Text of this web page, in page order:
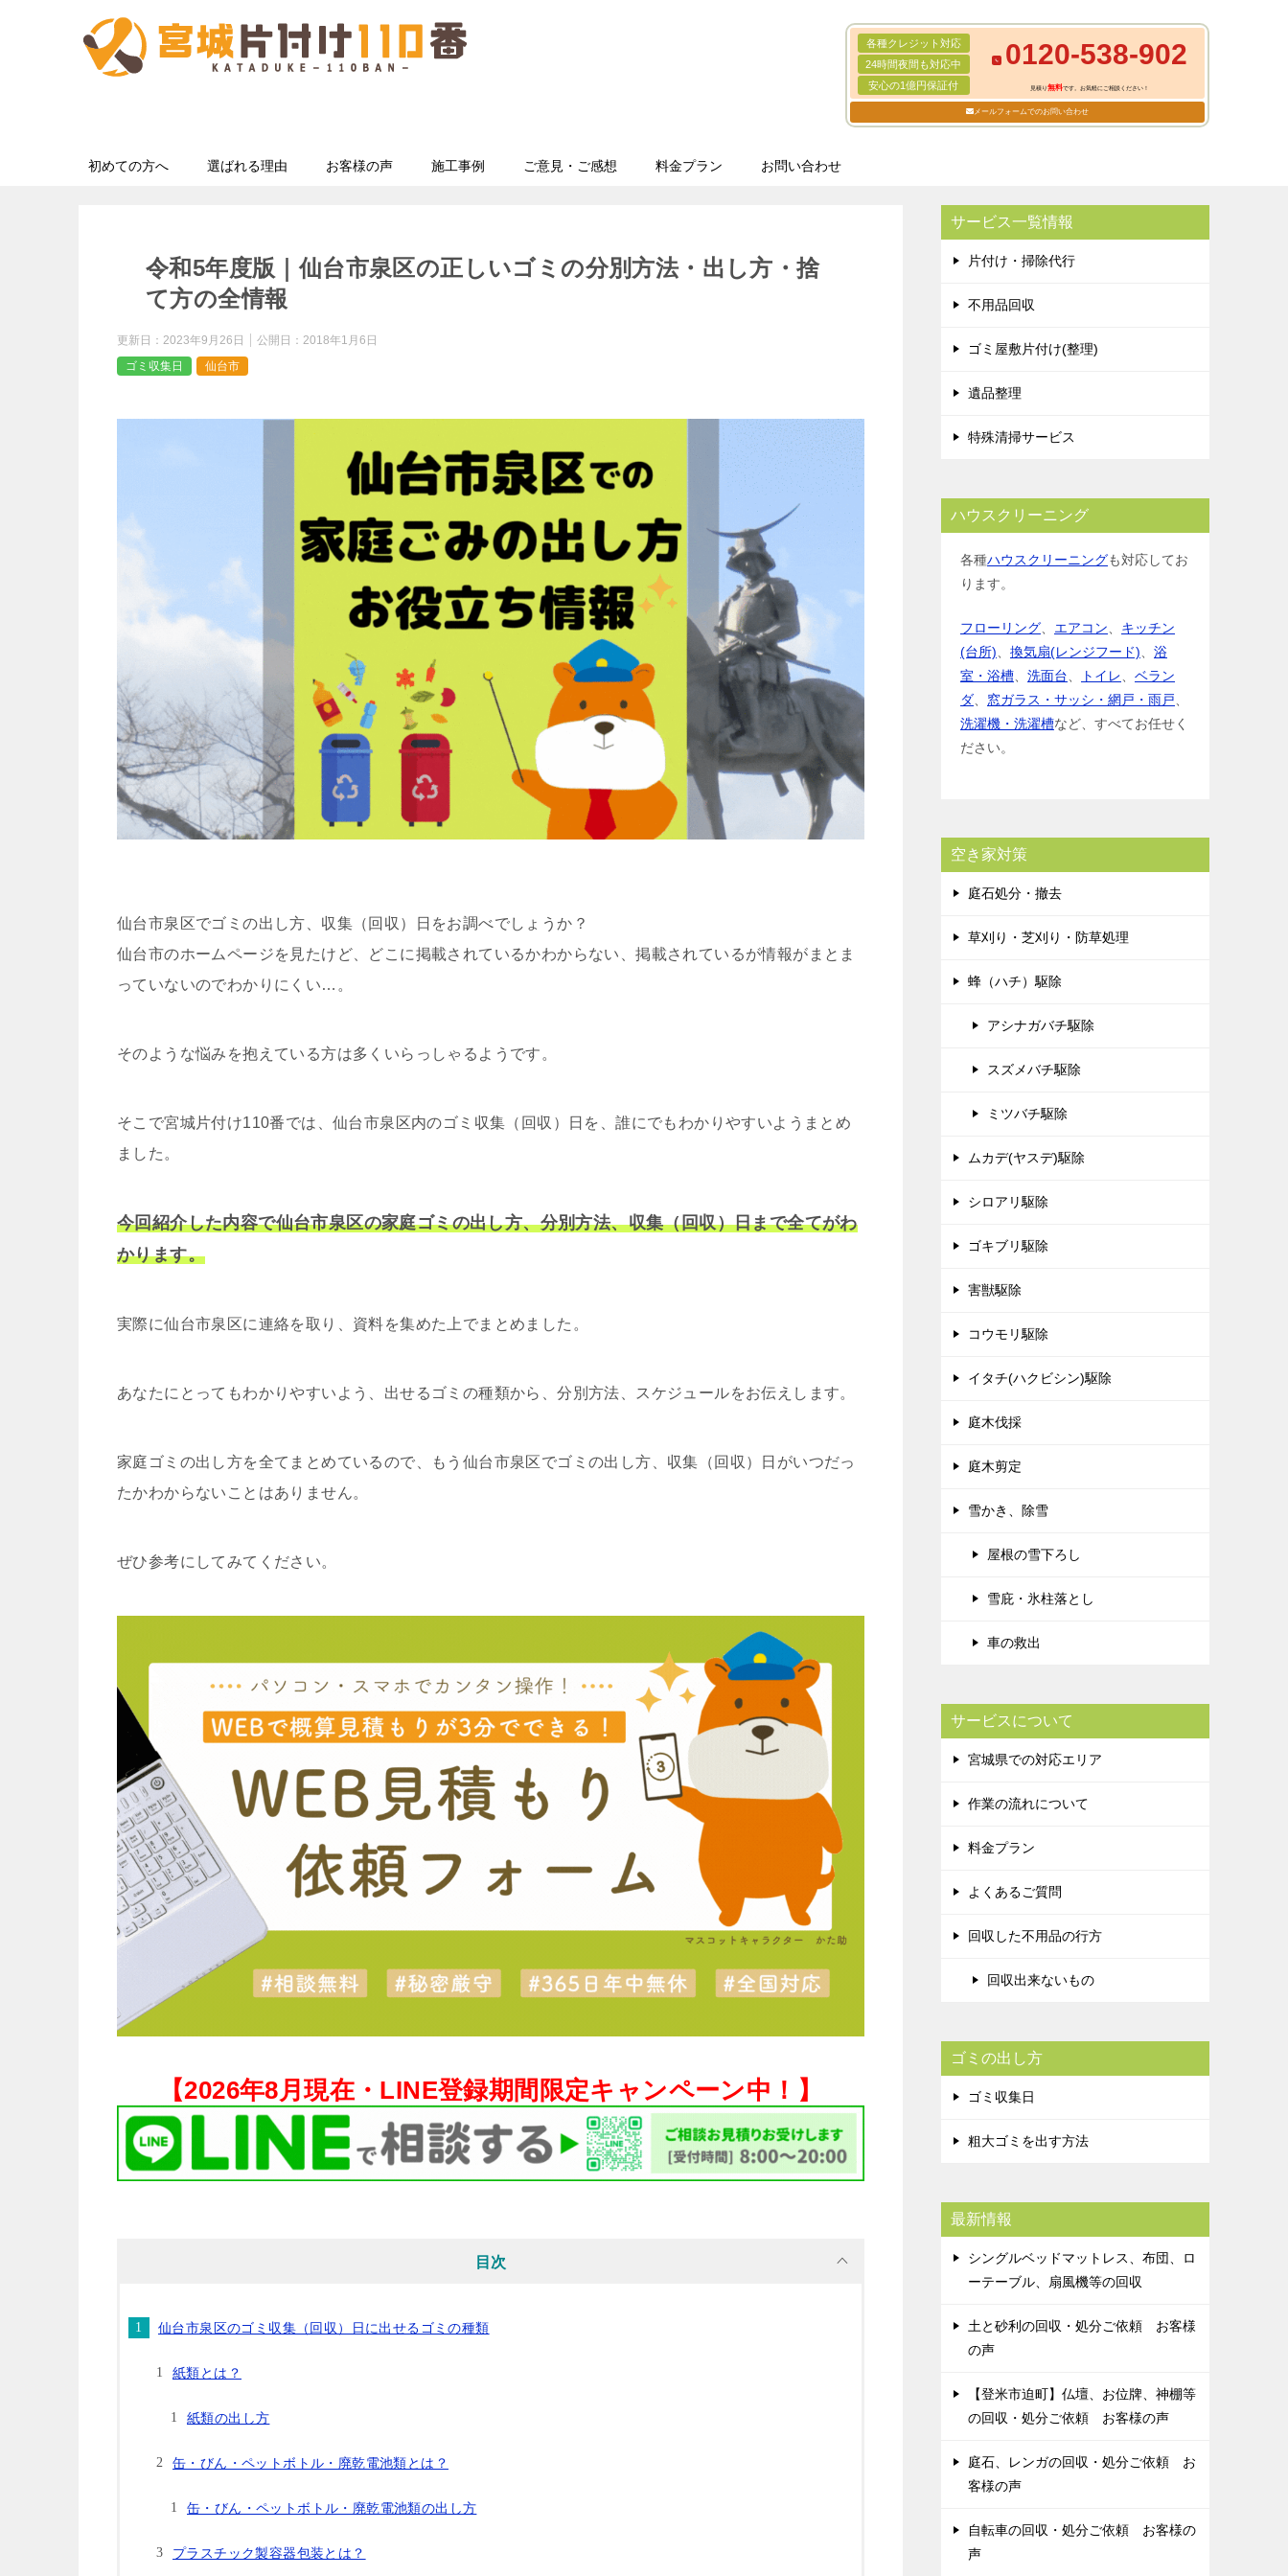
各種クレジット対応
24時間夜間も対応中
安心の1億円保証付
0120-538-902
見積り無料です。お気軽にご相談ください！
メールフォームでのお問い合わせ
初めての方へ 選ばれる理由 お客様の声 施工事例 ご意見・ご感想 料金プラン お問い合わせ
令和5年度版｜仙台市泉区の正しいゴミの分別方法・出し方・捨
て方の全情報
更新日： 2023年9月26日 公開日： 2018年1月6日
ゴミ収集日
仙台市
仙台市泉区でゴミの出し方、収集（回収）日をお調べでしょうか？
仙台市のホームページを見たけど、どこに掲載されているかわからない、掲載されているが情報がまとま
っていないのでわかりにくい…。
そのような悩みを抱えている方は多くいらっしゃるようです。
そこで宮城片付け110番では、仙台市泉区内のゴミ収集（回収）日を、誰にでもわかりやすいようまとめ
ました。
今回紹介した内容で仙台市泉区の家庭ゴミの出し方、分別方法、収集（回収）日まで全てがわ
かります。
実際に仙台市泉区に連絡を取り、資料を集めた上でまとめました。
あなたにとってもわかりやすいよう、出せるゴミの種類から、分別方法、スケジュールをお伝えします。
家庭ゴミの出し方を全てまとめているので、もう仙台市泉区でゴミの出し方、収集（回収）日がいつだっ
たかわからないことはありません。
ぜひ参考にしてみてください。
【2026年8月現在・ LINE登録期間限定キャンペーン中！】
目次
仙台市泉区のゴミ収集（回収）日に出せるゴミの種類
紙類とは？
紙類の出し方
缶・びん・ペットボトル・廃乾電池類とは？
缶・びん・ペットボトル・廃乾電池類の出し方
プラスチック製容器包装とは？
サービス一覧情報
片付け・掃除代行
不用品回収
ゴミ屋敷片付け(整理)
遺品整理
特殊清掃サービス
ハウスクリーニング
各種ハウスクリーニングも対応してお
ります。
フローリング エアコン
キッチン
(台所)
換気扇(レンジフード)
浴
室・浴槽
洗面台 トイレ
ベラン
ダ
窓ガラス・サッシ・網戸・雨戸
洗濯機・洗濯槽など、すべてお任せく
ださい。
空き家対策
庭石処分・撤去
草刈り・芝刈り・防草処理
蜂（ハチ）駆除
アシナガバチ駆除
スズメバチ駆除
ミツバチ駆除
ムカデ(ヤスデ)駆除
シロアリ駆除
ゴキブリ駆除
害獣駆除
コウモリ駆除
イタチ(ハクビシン)駆除
庭木伐採
庭木剪定
雪かき、除雪
屋根の雪下ろし
雪庇・氷柱落とし
車の救出
サービスについて
宮城県での対応エリア
作業の流れについて
料金プラン
よくあるご質問
回収した不用品の行方
回収出来ないもの
ゴミの出し方
ゴミ収集日
粗大ゴミを出す方法
最新情報
シングルベッドマットレス、布団、ロ
ーテーブル、扇風機等の回収
土と砂利の回収・処分ご依頼 お客様
の声
【登米市迫町】仏壇、お位牌、神棚等
の回収・処分ご依頼 お客様の声
庭石、レンガの回収・処分ご依頼 お
客様の声
自転車の回収・処分ご依頼 お客様の
声